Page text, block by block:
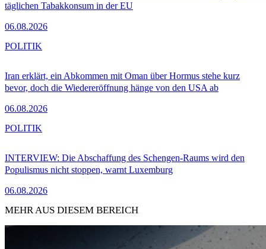
täglichen Tabakkonsum in der EU
06.08.2026
Iran erklärt, ein Abkommen mit Oman über Hormus stehe kurz
bevor, doch die Wiedereröffnung hänge von den USA ab
06.08.2026
POLITIK
INTERVIEW: Die Abschaffung des Schengen-Raums wird den
Populismus nicht stoppen, warnt Luxemburg
06.08.2026
POLITIK
MEHR AUS DIESEM BEREICH